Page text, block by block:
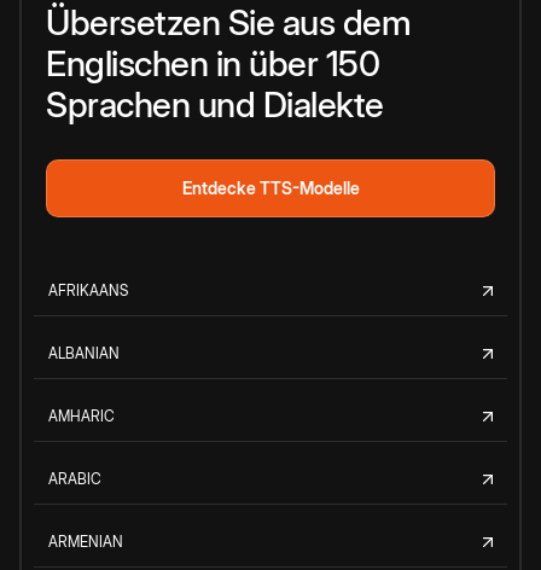
Übersetzen Sie aus dem
Englischen in über 150
Sprachen und Dialekte
Entdecke TTS-Modelle
AFRIKAANS
ALBANIAN
AMHARIC
ARABIC
ARMENIAN